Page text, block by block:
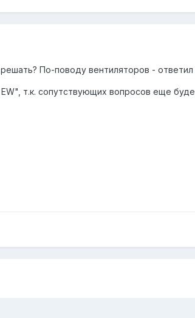
По-поводу вентиляторов -
т.к. сопутствующих вопросов еще